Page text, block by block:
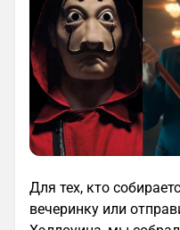
Для тех, кто
вечеринку или